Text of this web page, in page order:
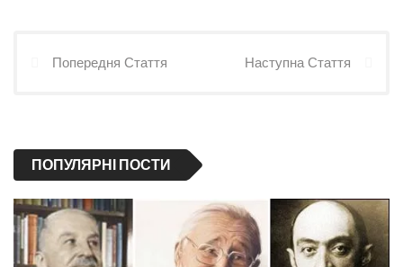
Попередня Стаття Наступна Стаття
ПОПУЛЯРНІ ПОСТИ